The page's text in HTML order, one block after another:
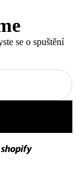
se o spuštění